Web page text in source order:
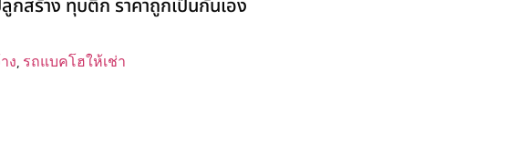
สร้าง ทุบตึก ราคาถูกเป็นกันเอง
ง, รถแบคโฮให้เช่า